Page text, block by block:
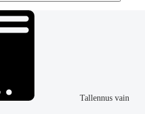
Tallennus vain